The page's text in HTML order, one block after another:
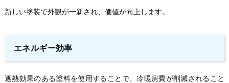
新しい塗装で外観が一新され、価値が向上します。
エネルギー効率
遮熱効果のある塗料を使用することで、冷暖房費が削減されること